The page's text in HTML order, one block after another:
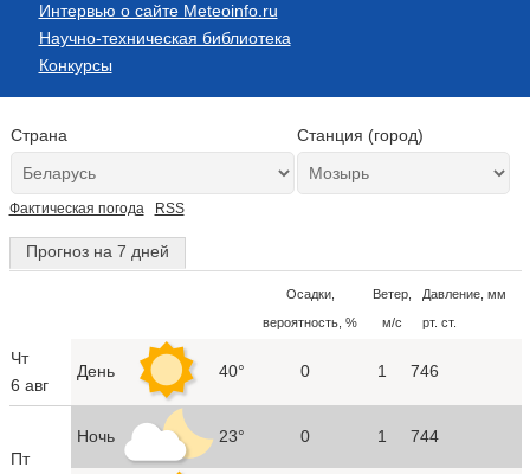
Интервью о сайте Meteoinfo.ru
Научно-техническая библиотека
Конкурсы
Страна Станция (город)
Фактическая погода RSS
Прогноз на 7 дней
Осадки,
вероятность, %
Ветер,
м/с
Давление, мм
рт. ст.
Чт
6 авг
День 40° 0 1 746
Пт
Ночь 23° 0 1 744